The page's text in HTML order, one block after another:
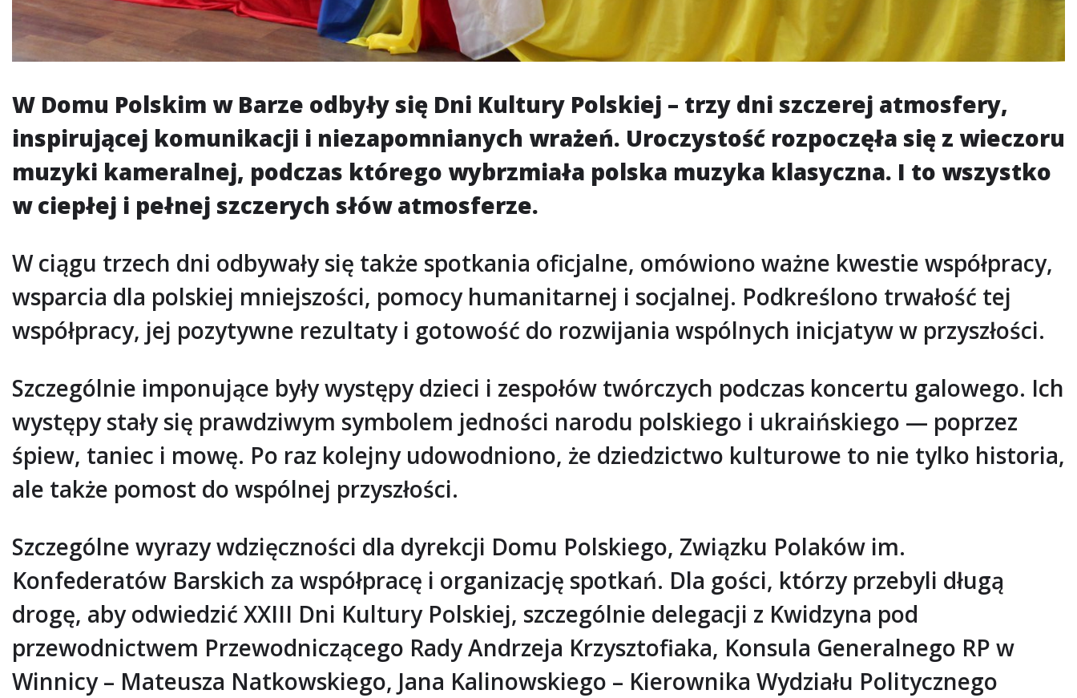
W Domu Polskim w Barze odbyły się Dni Kultury Polskiej – trzy dni szczerej atmosfery,
inspirującej komunikacji i niezapomnianych wrażeń. Uroczystość rozpoczęła się z wieczoru
muzyki kameralnej, podczas którego wybrzmiała polska muzyka klasyczna. I to wszystko
w ciepłej i pełnej szczerych słów atmosferze.
W ciągu trzech dni odbywały się także spotkania oficjalne, omówiono ważne kwestie współpracy,
wsparcia dla polskiej mniejszości, pomocy humanitarnej i socjalnej. Podkreślono trwałość tej
współpracy, jej pozytywne rezultaty i gotowość do rozwijania wspólnych inicjatyw w przyszłości.
Szczególnie imponujące były występy dzieci i zespołów twórczych podczas koncertu galowego. Ich
występy stały się prawdziwym symbolem jedności narodu polskiego i ukraińskiego — poprzez
śpiew, taniec i mowę. Po raz kolejny udowodniono, że dziedzictwo kulturowe to nie tylko historia,
ale także pomost do wspólnej przyszłości.
Szczególne wyrazy wdzięczności dla dyrekcji Domu Polskiego, Związku Polaków im.
Konfederatów Barskich za współpracę i organizację spotkań. Dla gości, którzy przebyli długą
drogę, aby odwiedzić XXIII Dni Kultury Polskiej, szczególnie delegacji z Kwidzyna pod
przewodnictwem Przewodniczącego Rady Andrzeja Krzysztofiaka, Konsula Generalnego RP w
Winnicy – Mateusza Natkowskiego, Jana Kalinowskiego – Kierownika Wydziału Politycznego